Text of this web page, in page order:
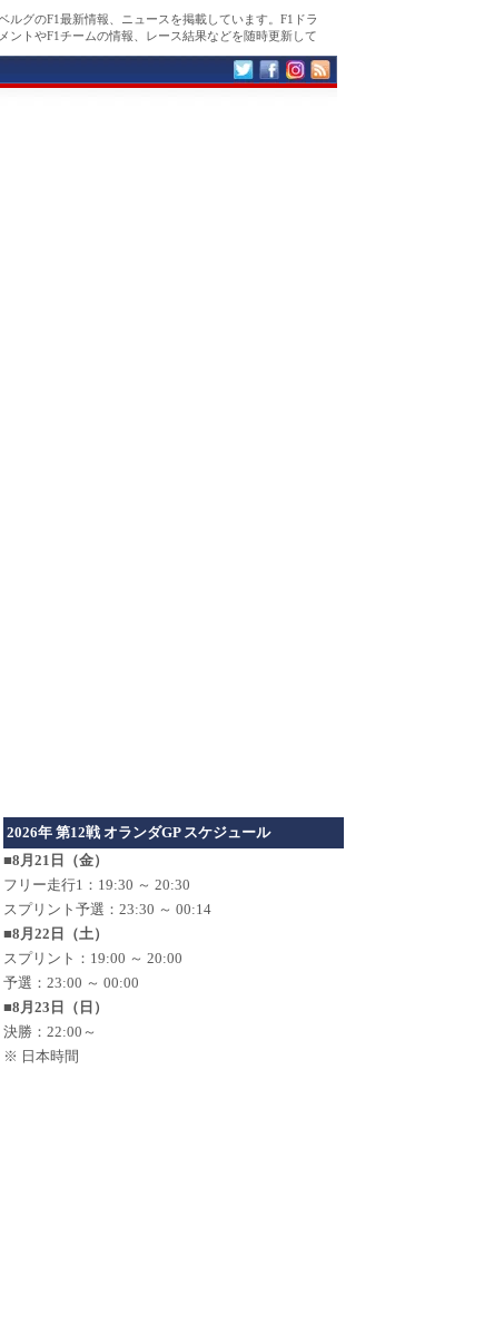
ルグのF1最新情報、ニュースを掲載しています。F1ドラ
ントやF1チームの情報、レース結果などを随時更新して
2026年 第12戦 オランダGP スケジュール
■8月21日（金）
フリー走行1：19:30 ～ 20:30
スプリント予選：23:30 ～ 00:14
■8月22日（土）
スプリント：19:00 ～ 20:00
予選：23:00 ～ 00:00
■8月23日（日）
決勝：22:00～
※ 日本時間